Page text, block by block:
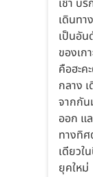
เดินทา
เป็นอั
ของเก
คือฮะค
กลาง
จากกัน
ออก แ
ทางทิศ
เดียวใ
ยุคใหม่